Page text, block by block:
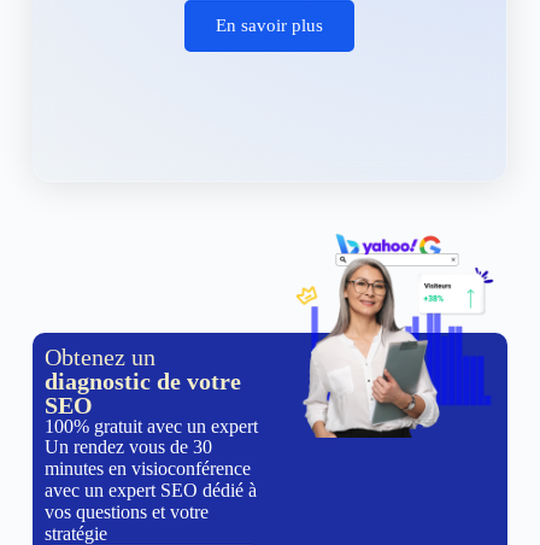
En savoir plus
Obtenez un
diagnostic de votre
SEO
100% gratuit avec un expert
Un rendez vous de 30
minutes en visioconférence
avec un expert SEO dédié à
vos questions et votre
stratégie